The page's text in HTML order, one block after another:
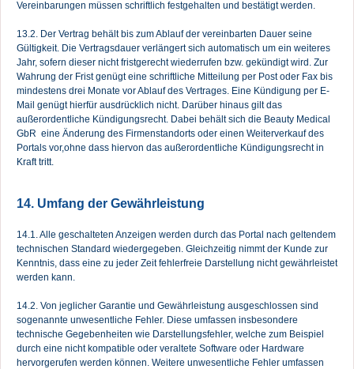
Vereinbarungen müssen schriftlich festgehalten und bestätigt werden.
13.2. Der Vertrag behält bis zum Ablauf der vereinbarten Dauer seine
Gültigkeit. Die Vertragsdauer verlängert sich automatisch um ein weiteres
Jahr, sofern dieser nicht fristgerecht wiederrufen bzw. gekündigt wird. Zur
Wahrung der Frist genügt eine schriftliche Mitteilung per Post oder Fax bis
mindestens drei Monate vor Ablauf des Vertrages. Eine Kündigung per E-
Mail genügt hierfür ausdrücklich nicht. Darüber hinaus gilt das
außerordentliche Kündigungsrecht. Dabei behält sich die Beauty Medical
GbR eine Änderung des Firmenstandorts oder einen Weiterverkauf des
Portals vor,ohne dass hiervon das außerordentliche Kündigungsrecht in
Kraft tritt.
14. Umfang der Gewährleistung
14.1. Alle geschalteten Anzeigen werden durch das Portal nach geltendem
technischen Standard wiedergegeben. Gleichzeitig nimmt der Kunde zur
Kenntnis, dass eine zu jeder Zeit fehlerfreie Darstellung nicht gewährleistet
werden kann.
14.2. Von jeglicher Garantie und Gewährleistung ausgeschlossen sind
sogenannte unwesentliche Fehler. Diese umfassen insbesondere
technische Gegebenheiten wie Darstellungsfehler, welche zum Beispiel
durch eine nicht kompatible oder veraltete Software oder Hardware
hervorgerufen werden können. Weitere unwesentliche Fehler umfassen